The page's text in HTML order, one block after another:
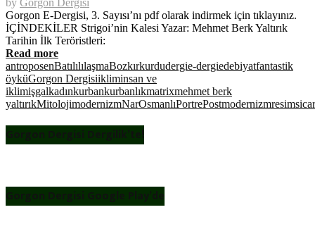
Gorgon E-Dergisi, 3. Sayısı’nı pdf olarak indirmek için tıklayınız.
İÇİNDEKİLER Strigoi’nin Kalesi Yazar: Mehmet Berk Yaltırık
Tarihin İlk Teröristleri:
Read more
antroposenBatılılılaşmaBozkırkurdudergie-dergiedebiyatfantastik
öyküGorgon Dergisiikliminsan ve
iklimişgalkadınkurbankurbanlıkmatrixmehmet berk
yaltırıkMitolojimodernizmNarOsmanlıPortrePostmodernizmresim
Gorgon Dergisi Dergilik’te!
Gorgon Dergisi Google Play’de